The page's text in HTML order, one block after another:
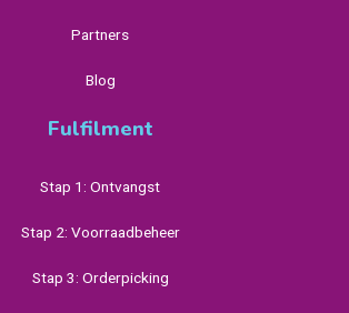
Partners
Blog
Fulfilment
Stap 1: Ontvangst
Stap 2: Voorraadbeheer
Stap 3: Orderpicking